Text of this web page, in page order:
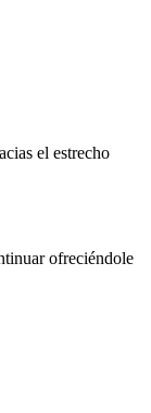
el estrecho
ofreciéndole